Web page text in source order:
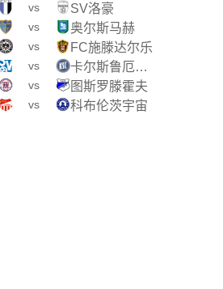
vs SV洛豪
vs 奥尔斯马赫
vs FC施滕达尔乐
vs 卡尔斯鲁厄青年队
vs 图斯罗滕霍夫
vs 科布伦茨宇宙